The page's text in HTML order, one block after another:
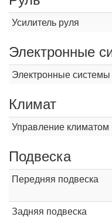
Усилитель руля
Электронные
Электронные
Климат
Управление климатом
Подвеска
Передняя подвеска
Задняя подвеска